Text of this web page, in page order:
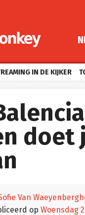
IN DE KIJKER
doet
Van
op woensdag